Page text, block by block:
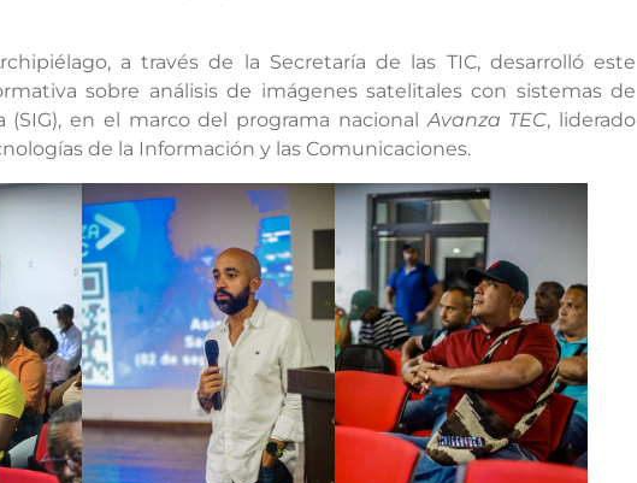
a través de la Secretaría de las TIC, desarrolló este
sobre análisis de imágenes satelitales con sistemas de
(SIG), en el marco del programa nacionalAvanza TEC, liderado
de la Información y las Comunicaciones.